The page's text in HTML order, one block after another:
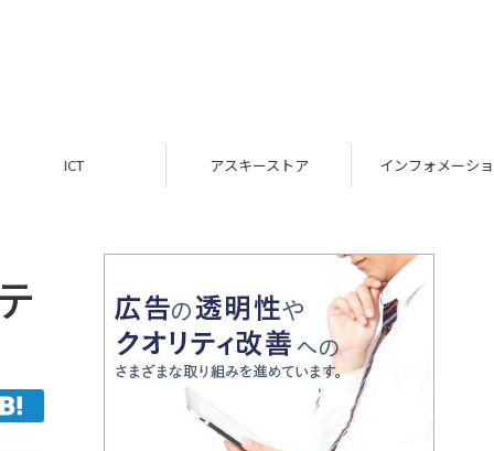
アスキーストア インフォメーション